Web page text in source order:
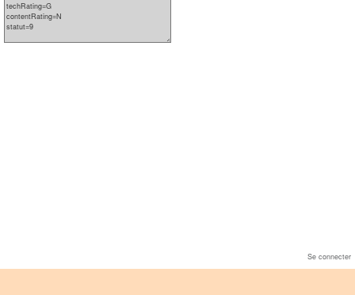
Se connecter